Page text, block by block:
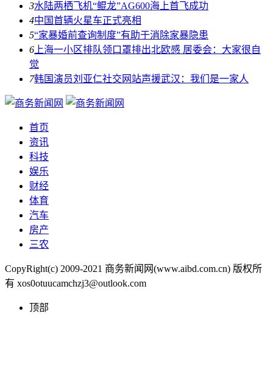
3水陆两栖飞机“鲲龙”AG600海上首飞成功
4中国首辆火星车正式亮相
5“家暴婚前查询制度”有助于消除家暴隐患
6 上海一小区排队领口罩排出北欧感 居委会：大家很自
觉
7韩国演员刘亚仁社交网站声援武汉：我们是一家人
首页
资讯
科技
娱乐
财经
体育
汽车
房产
三农
CopyRight(c) 2009-2021 商务新闻网(www.aibd.com.cn) 版权所
有 xos0otuucamchzj3@outlook.com
顶部